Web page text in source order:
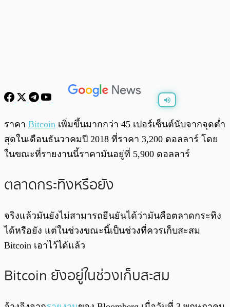
0:00
ราคา Bitcoin เพิ่มขึ้นมากกว่า 45 เปอร์เซ็นต์นับจากจุดต่ำ
สุดในเดือนธันวาคมปี 2018 ที่ราคา 3,200 ดอลลาร์ โดย
ในขณะที่รายงานนี้ราคามันอยู่ที่ 5,900 ดอลลาร์
ตลาดกระทิงหรือยัง
จริงแล้วมันยังไม่สามารถยืนยันได้ว่ามันคือตลาดกระทิง
ได้หรือยัง แต่ในช่วงขณะนี้เป็นช่วงที่ควรเก็บสะสม
Bitcoin เอาไว้ได้แล้ว
Bitcoin ยังอยู่ในช่วงเก็บสะสม